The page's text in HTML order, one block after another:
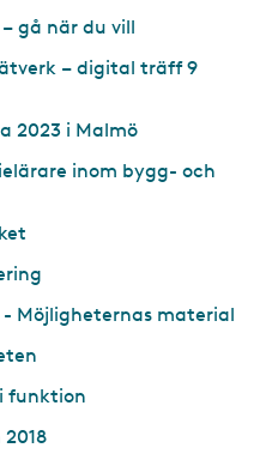
gå när du vill
– digital träff 9
2023 i Malmö
inom bygg- och
Möjligheternas material
funktion